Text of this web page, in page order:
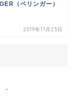
（ベリンガー）
2019年11月23日